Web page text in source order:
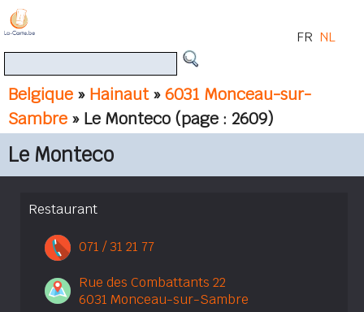
Belgique » Hainaut»6031 Monceau-sur-
Sambre » Le Monteco (page : 2609)
FR NL
Le Monteco
Restaurant
071 / 31 21 77
Rue des Combattants 22
6031 Monceau-sur-Sambre